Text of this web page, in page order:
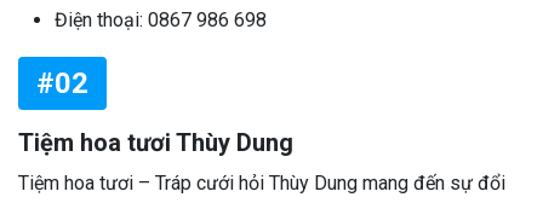
Điện thoại: 0867 986 698
#02
Tiệm hoa tươi Thùy Dung
Tiệm hoa tươi – Tráp cưới hỏi Thùy Dung mang đến sự đổi